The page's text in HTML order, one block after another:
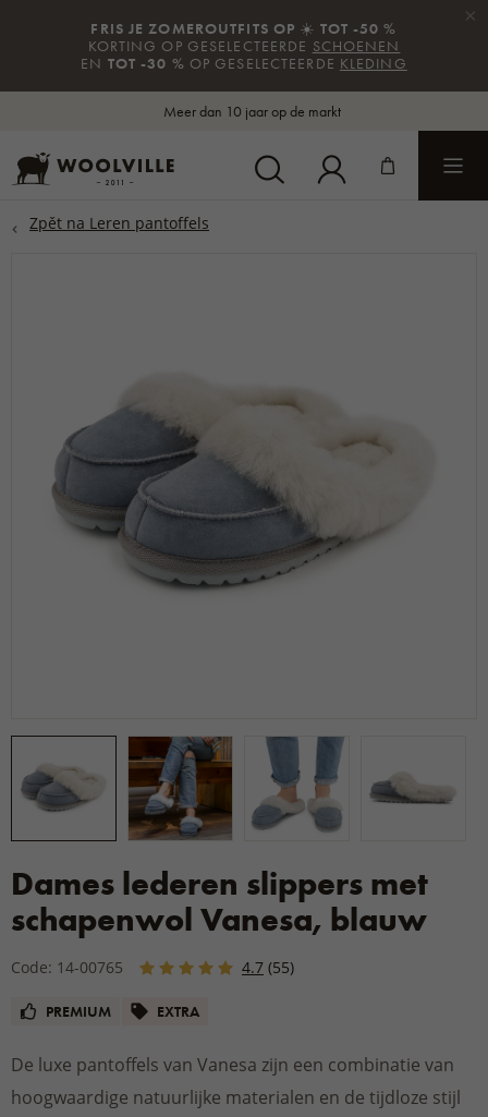
FRIS JE ZOMEROUTFITS OP ☀️ TOT -50 %
KORTING OP GESELECTEERDE SCHOENEN
EN TOT -30 % OP GESELECTEERDE KLEDING
×
Meer dan 10 jaar op de markt
Dames lederen slippers met
schapenwol Vanesa, blauw
Code: 14-00765 4.7 (55)
PREMIUM EXTRA
De luxe pantoffels van Vanesa zijn een combinatie van
hoogwaardige natuurlijke materialen en de tijdloze stijl